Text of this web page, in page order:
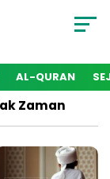
AL-QURAN
Zaman